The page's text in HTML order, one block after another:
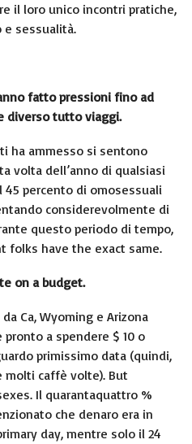
il loro unico incontri pratiche,
e sessualità.
fatto pressioni fino ad
diverso tutto viaggi.
ha ammesso si sentono
volta dell’anno di qualsiasi
45 percento di omosessuali
considerevolmente di
questo periodo di tempo,
folks have the exact same.
on a budget.
Ca, Wyoming e Arizona
a spendere $ 10 o
primissimo data (quindi,
molti caffè volte). But
Il quarantaquattro %
che denaro era in
day, mentre solo il 24